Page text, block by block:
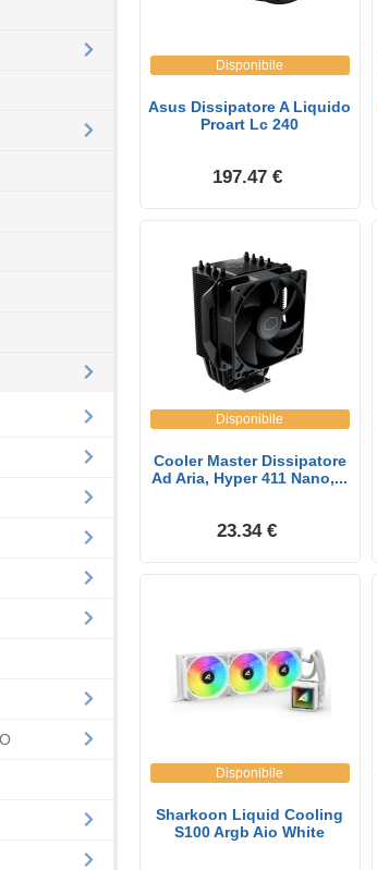
Disponibile
Asus Dissipatore A Liquido
Proart Lc 240
197.47 €
Disponibile
Cooler Master Dissipatore
Ad Aria, Hyper 411 Nano,...
23.34 €
Disponibile
Sharkoon Liquid Cooling
S100 Argb Aio White